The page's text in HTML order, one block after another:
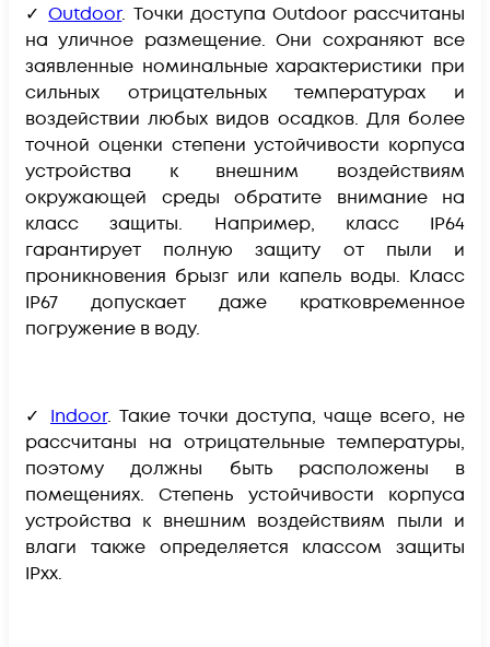
✓ Outdoor. Точки доступа Outdoor рассчитаны
на уличное размещение. Они сохраняют все
заявленные номинальные характеристики при
сильных отрицательных температурах и
воздействии любых видов осадков. Для более
точной оценки степени устойчивости корпуса
устройства к внешним воздействиям
окружающей среды обратите внимание на
класс защиты. Например, класс IP64
гарантирует полную защиту от пыли и
проникновения брызг или капель воды. Класс
IP67 допускает даже кратковременное
погружение в воду.
✓ Indoor. Такие точки доступа, чаще всего, не
рассчитаны на отрицательные температуры,
поэтому должны быть расположены в
помещениях. Степень устойчивости корпуса
устройства к внешним воздействиям пыли и
влаги также определяется классом защиты
IPxx.